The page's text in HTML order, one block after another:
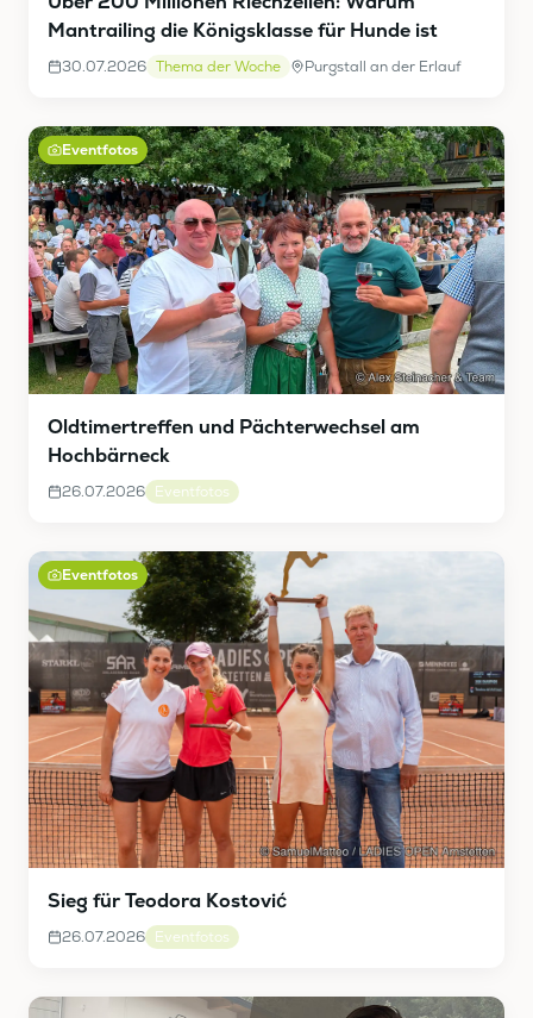
Mantrailing die Königsklasse für Hunde ist
30.07.2026 Thema der Woche Purgstall an der Erlauf
Eventfotos
Oldtimertreffen und Pächterwechsel am
Hochbärneck
26.07.2026 Eventfotos
Eventfotos
Sieg für Teodora Kostović
26.07.2026 Eventfotos